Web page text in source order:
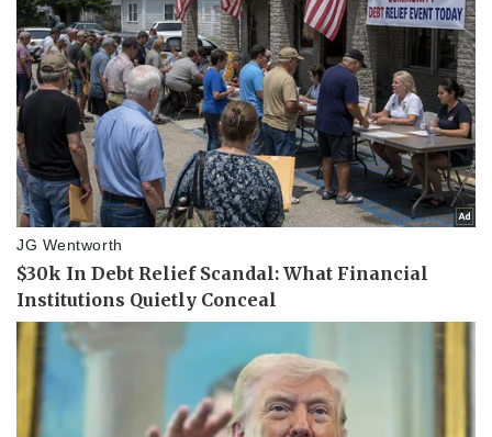
Pháp luật
Vụ án
Tin nóng
Tư vấn luật
Quân sự - Quốc phòng
Vũ khí
Việt Nam
Phân tích